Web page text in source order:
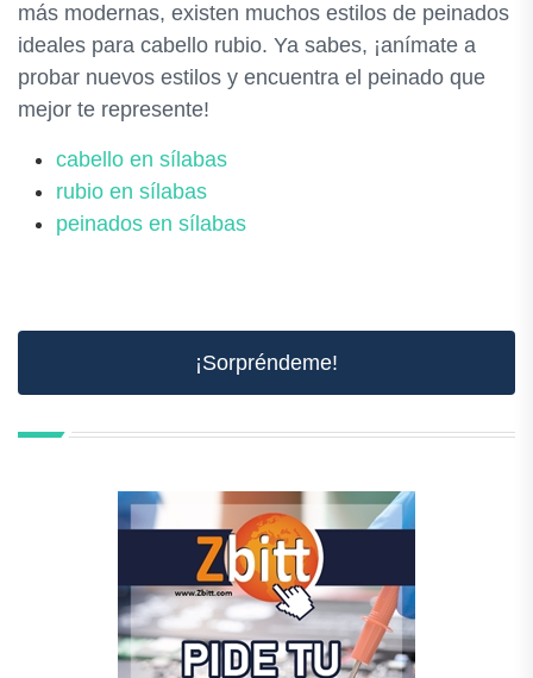
más modernas, existen muchos estilos de peinados
ideales para cabello rubio. Ya sabes, ¡anímate a
probar nuevos estilos y encuentra el peinado que
mejor te represente!
cabello en sílabas
rubio en sílabas
peinados en sílabas
¡Sorpréndeme!